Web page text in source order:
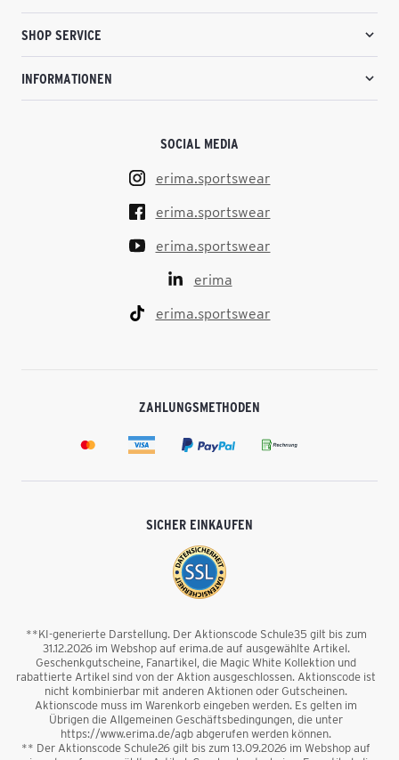
SHOP SERVICE
INFORMATIONEN
SOCIAL MEDIA
erima.sportswear
erima.sportswear
erima.sportswear
erima
erima.sportswear
ZAHLUNGSMETHODEN
SICHER EINKAUFEN
**KI-generierte Darstellung. Der Aktionscode Schule35 gilt bis zum
31.12.2026 im Webshop auf erima.de auf ausgewählte Artikel.
Geschenkgutscheine, Fanartikel, die Magic White Kollektion und
rabattierte Artikel sind von der Aktion ausgeschlossen. Aktionscode ist
nicht kombinierbar mit anderen Aktionen oder Gutscheinen.
Aktionscode muss im Warenkorb eingeben werden. Es gelten im
Übrigen die Allgemeinen Geschäftsbedingungen, die unter
https://www.erima.de/agb abgerufen werden können.
** Der Aktionscode Schule26 gilt bis zum 13.09.2026 im Webshop auf